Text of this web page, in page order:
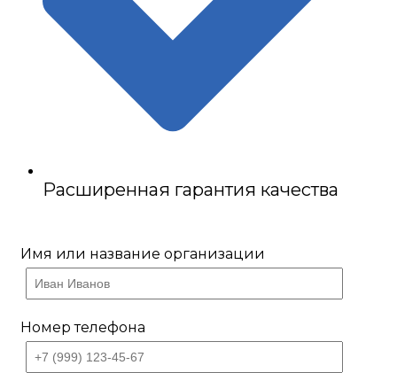
Расширенная гарантия качества
Имя или название организации
Номер телефона